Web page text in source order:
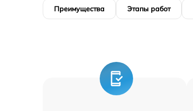
Преимущества Этапы работ